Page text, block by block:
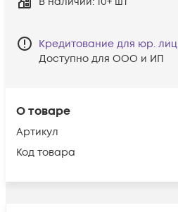
О товаре
Артикул
Код товара
Кредитование для юр. лиц
Доступно для ООО и ИП